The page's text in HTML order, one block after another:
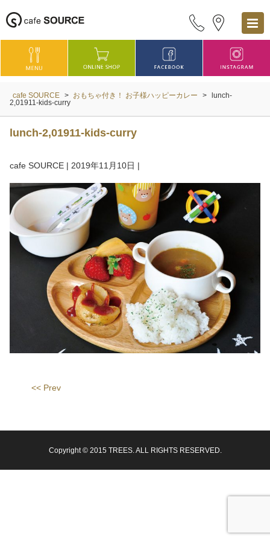
cafe SOURCE > おもちゃ付き！ お子様ハッピーカレー > lunch-
2,01911-kids-curry
lunch-2,01911-kids-curry
cafe SOURCE | 2019年11月10日 |
<< Prev
Copyright © 2015 TREES. ALL RIGHTS RESERVED.